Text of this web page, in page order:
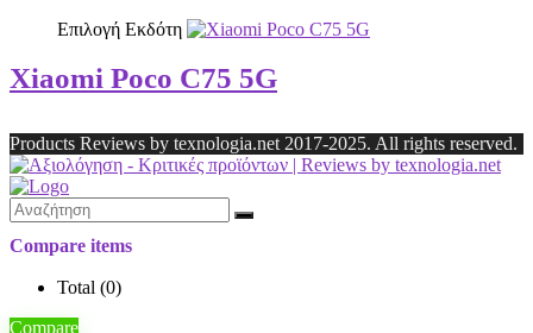
Επιλογή Εκδότη
Xiaomi Poco C75 5G
Products Reviews by texnologia.net 2017-2025. All rights reserved.
Compare items
Total (0)
Compare